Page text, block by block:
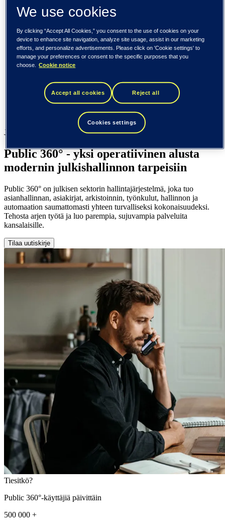
Ruotsi (svenska)
Norja (norsk)
Yhdysvallat (English)
Tieto
Toimialat
Julkinen sektori
Public 360°
Toimialat
Julkinen sektori
Public 360° - yksi operatiivinen alusta
modernin julkishallinnon tarpeisiin
Public 360° on julkisen sektorin hallintajärjestelmä, joka tuo
asianhallinnan, asiakirjat, arkistoinnin, työnkulut, hallinnon ja
automaation saumattomasti yhteen turvalliseksi kokonaisuudeksi.
Tehosta arjen työtä ja luo parempia, sujuvampia palveluita
kansalaisille.
Tilaa uutiskirje
Tiesitkö?
Public 360°-käyttäjiä päivittäin
500 000 +
We use cookies
By clicking “Accept All Cookies,” you consent to the use of cookies on your
device to enhance site navigation, analyze site usage, assist in our marketing
efforts, and personalize advertisements. Please click on 'Cookie settings' to
manage your preferences or consent to the specific purposes that you
choose.
Cookie notice
Accept all cookies Reject all
Cookies settings